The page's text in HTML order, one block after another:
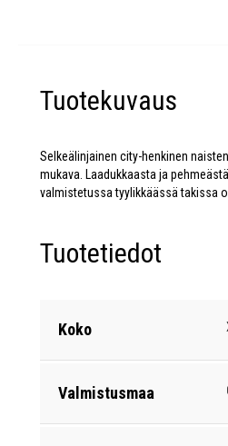
Tuotekuvaus
Selkeälinjainen city-henkinen
mukava. Laadukkaasta ja
valmistetussa tyylikkäässä takissa
Tuotetiedot
Koko
Valmistusmaa